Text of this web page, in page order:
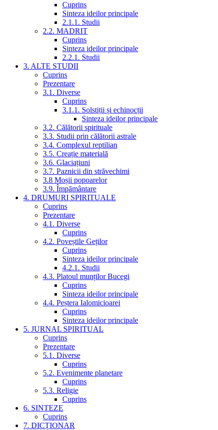
Cuprins
Sinteza ideilor principale
2.1.1. Studii
2.2. MADRIT
Cuprins
Sinteza ideilor principale
2.2.1. Studii
3. ALTE STUDII
Cuprins
Prezentare
3.1. Diverse
Cuprins
3.1.1. Solstiții și echinocții
Sinteza ideilor principale
3.2. Călătorii spirituale
3.3. Studii prin călătorii astrale
3.4. Complexul reptilian
3.5. Creație materială
3.6. Glaciațiuni
3.7. Paznicii din străvechimi
3.8 Moșii popoarelor
3.9. Împământare
4. DRUMURI SPIRITUALE
Cuprins
Prezentare
4.1. Diverse
Cuprins
4.2. Poveștile Geților
Cuprins
Sinteza ideilor principale
4.2.1. Studii
4.3. Platoul munților Bucegi
Cuprins
Sinteza ideilor principale
4.4. Peștera Ialomicioarei
Cuprins
Sinteza ideilor principale
5. JURNAL SPIRITUAL
Cuprins
Prezentare
5.1. Diverse
Cuprins
5.2. Evenimente planetare
Cuprins
5.3. Religie
Cuprins
6. SINTEZE
Cuprins
7. DICȚIONAR